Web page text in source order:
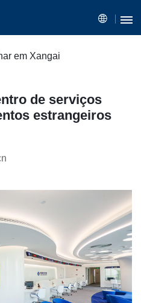
em Xangai
de serviços
estrangeiros